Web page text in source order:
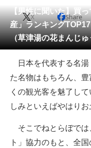
会員記事
メディア
注目記事を集めた総合
ITの今と未来を見通す
スマホと通信の最新ト
好きが集まる 比べて選
【男性に聞いた】買
産」ランキング
（草津湯の花まんじ
X Share
日本を代表する名湯
た名物はもちろん、
くの観光客を魅了し
しみといえばやはりお
そこでねとらぼでは
ト」協力のもと、全